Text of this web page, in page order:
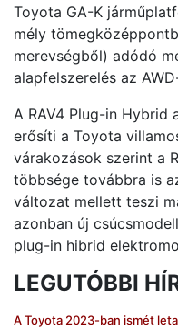
Toyota GA-K
mély
merevségből) adódó
alapfelszerelés az
A RAV4 Plug-in Hybrid
erősíti a Toyota
várakozások szerint a
többsége továbbra is
változat mellett teszi
azonban új
plug-in hibrid
LEGUTÓBBI
A Toyota 2023-ban ismét